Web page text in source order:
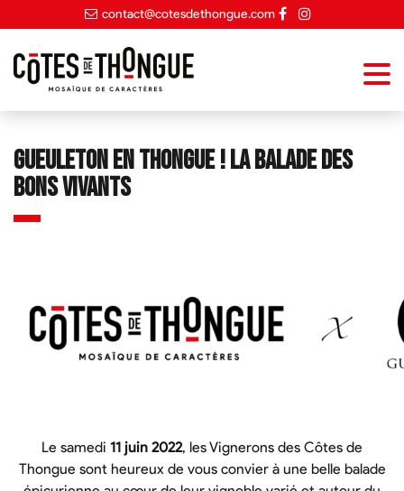
contact@cotesdethongue.com
Gueuleton en Thongue ! La balade des
bons vivants
Le samedi 11 juin 2022, les Vignerons des Côtes de
Thongue sont heureux de vous convier à une belle balade